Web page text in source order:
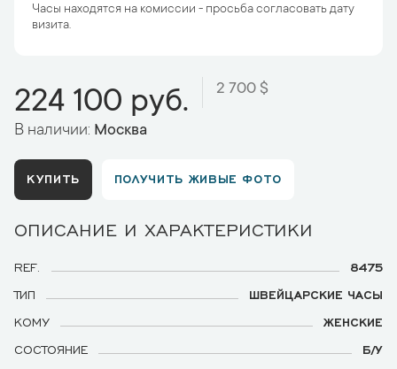
Часы находятся на комиссии - просьба согласовать дату
визита.
224 100 руб. 2 700 $
В наличии: Москва
КУПИТЬ ПОЛУЧИТЬ ЖИВЫЕ ФОТО
ОПИСАНИЕ И ХАРАКТЕРИСТИКИ
REF.
8475
ТИП
ШВЕЙЦАРСКИЕ ЧАСЫ
КОМУ
ЖЕНСКИЕ
СОСТОЯНИЕ
Б/У